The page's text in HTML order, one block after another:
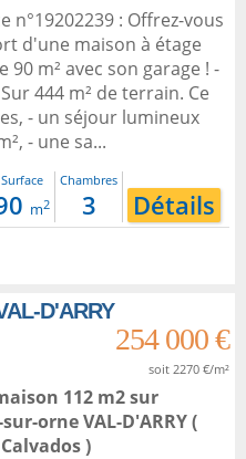
n°19202239 : Offrez-vous
d'une maison à étage
m² avec son garage ! -
Sur 444 m² de terrain. Ce
- un séjour lumineux
- une sa...
Surface
m2
Chambres
3 Détails
D'ARRY
254 000 €
soit 2270 €/m²
112 m2sur
orneVAL-D'ARRY (
)